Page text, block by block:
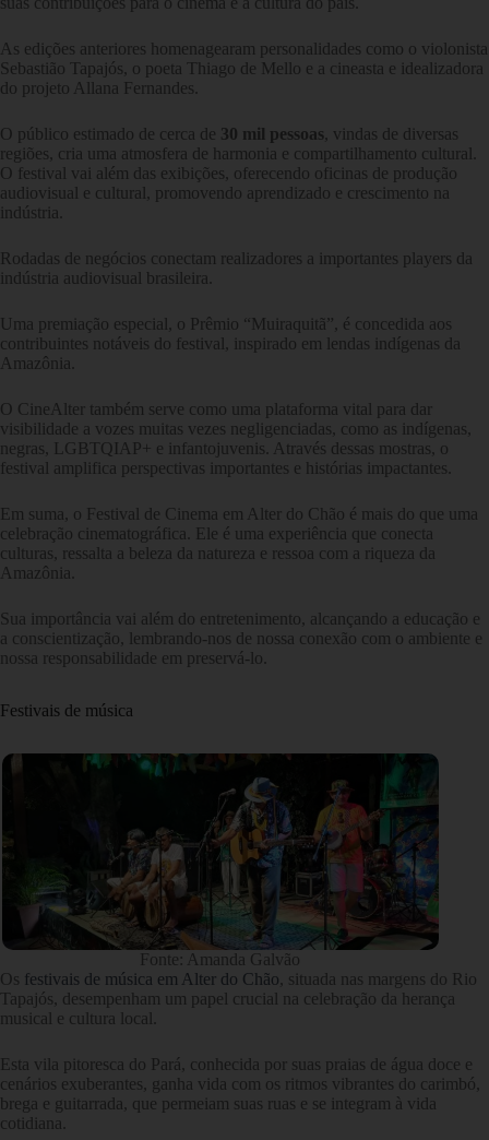
As edições anteriores homenagearam personalidades como o violonista
Sebastião Tapajós, o poeta Thiago de Mello e a cineasta e idealizadora
do projeto Allana Fernandes.
O público estimado de cerca de 30 mil pessoas , vindas de diversas
regiões, cria uma atmosfera de harmonia e compartilhamento cultural.
O festival vai além das exibições, oferecendo oficinas de produção
audiovisual e cultural, promovendo aprendizado e crescimento na
indústria.
Rodadas de negócios conectam realizadores a importantes players da
indústria audiovisual brasileira.
Uma premiação especial, o Prêmio “Muiraquitã”, é concedida aos
contribuintes notáveis do festival, inspirado em lendas indígenas da
Amazônia.
O CineAlter também serve como uma plataforma vital para dar
visibilidade a vozes muitas vezes negligenciadas, como as indígenas,
negras, LGBTQIAP+ e infantojuvenis. Através dessas mostras, o
festival amplifica perspectivas importantes e histórias impactantes.
Em suma, o Festival de Cinema em Alter do Chão é mais do que uma
celebração cinematográfica. Ele é uma experiência que conecta
culturas, ressalta a beleza da natureza e ressoa com a riqueza da
Amazônia.
Sua importância vai além do entretenimento, alcançando a educação e
a conscientização, lembrando-nos de nossa conexão com o ambiente e
nossa responsabilidade em preservá-lo.
Festivais de música
Fonte: Amanda Galvão
Os festivais de música em Alter do Chão , situada nas margens do Rio
Tapajós, desempenham um papel crucial na celebração da herança
musical e cultura local.
Esta vila pitoresca do Pará, conhecida por suas praias de água doce e
cenários exuberantes, ganha vida com os ritmos vibrantes do carimbó,
brega e guitarrada, que permeiam suas ruas e se integram à vida
cotidiana.